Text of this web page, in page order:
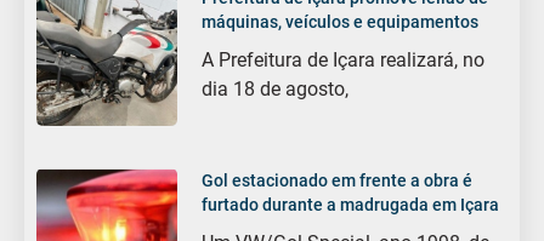
máquinas, veículos e equipamentos
A Prefeitura de Içara realizará, no
dia 18 de agosto,
Gol estacionado em frente a obra é
furtado durante a madrugada em Içara